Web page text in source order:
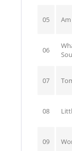
05
06
07
08
09